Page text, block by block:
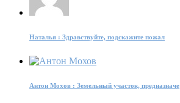
Наталья : Здравствуйте, подскажите пожал
Антон Мохов : Земельный участок, предназначе